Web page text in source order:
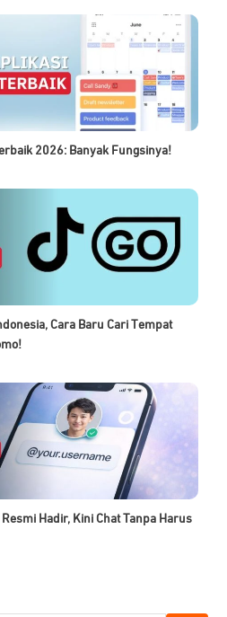
2026: Banyak Fungsinya!
Cara Baru Cari Tempat
Hadir, Kini Chat Tanpa Harus